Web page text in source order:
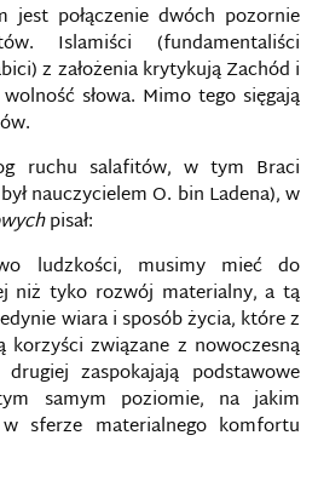
jest połączenie dwóch pozornie
Islamiści (fundamentaliści
z założenia krytykują Zachód i
słowa. Mimo tego sięgają
ruchu salafitów, w tym Braci
nauczycielem O. bin Ladena), w
pisał:
ludzkości, musimy mieć do
niż tyko rozwój materialny, a tą
wiara i sposób życia, które z
związane z nowoczesną
zaspokajają podstawowe
samym poziomie, na jakim
sferze materialnego komfortu